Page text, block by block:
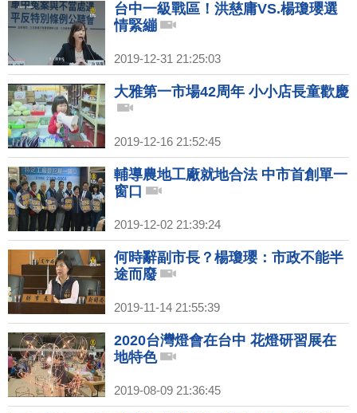
台中一級戰區！洪慈庸VS.楊瓊瓔選
情緊繃
2019-12-31 21:25:03
大雅第一市場42周年 小小店長童歡慶
2019-12-16 21:52:45
輔導農地工廠就地合法 中市首創單一
窗口
2019-12-02 21:39:24
何時辭副市長？楊瓊瓔：市政不能半
途而廢
2019-11-14 21:55:39
2020台灣燈會在台中 花燈研習展在
地特色
2019-08-09 21:36:45